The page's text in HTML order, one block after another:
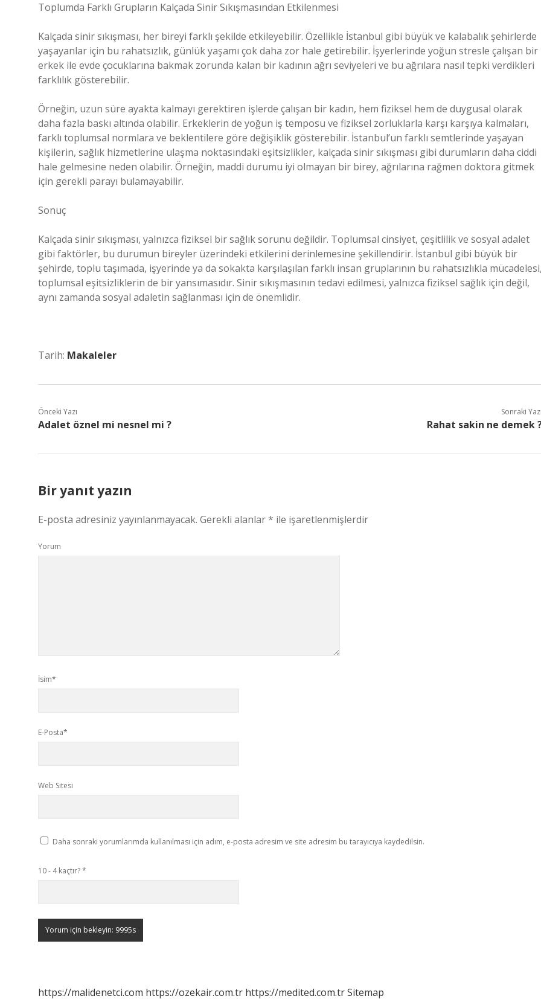
Toplumda Farklı Grupların Kalçada Sinir Sıkışmasından Etkilenmesi
Kalçada sinir sıkışması, her bireyi farklı şekilde etkileyebilir. Özellikle İstanbul gibi büyük ve kalabalık şehirlerde
yaşayanlar için bu rahatsızlık, günlük yaşamı çok daha zor hale getirebilir. İşyerlerinde yoğun stresle çalışan bir
erkek ile evde çocuklarına bakmak zorunda kalan bir kadının ağrı seviyeleri ve bu ağrılara nasıl tepki verdikleri
farklılık gösterebilir.
Örneğin, uzun süre ayakta kalmayı gerektiren işlerde çalışan bir kadın, hem fiziksel hem de duygusal olarak
daha fazla baskı altında olabilir. Erkeklerin de yoğun iş temposu ve fiziksel zorluklarla karşı karşıya kalmaları,
farklı toplumsal normlara ve beklentilere göre değişiklik gösterebilir. İstanbul’un farklı semtlerinde yaşayan
kişilerin, sağlık hizmetlerine ulaşma noktasındaki eşitsizlikler, kalçada sinir sıkışması gibi durumların daha ciddi
hale gelmesine neden olabilir. Örneğin, maddi durumu iyi olmayan bir birey, ağrılarına rağmen doktora gitmek
için gerekli parayı bulamayabilir.
Sonuç
Kalçada sinir sıkışması, yalnızca fiziksel bir sağlık sorunu değildir. Toplumsal cinsiyet, çeşitlilik ve sosyal adalet
gibi faktörler, bu durumun bireyler üzerindeki etkilerini derinlemesine şekillendirir. İstanbul gibi büyük bir
şehirde, toplu taşımada, işyerinde ya da sokakta karşılaşılan farklı insan gruplarının bu rahatsızlıkla mücadelesi,
toplumsal eşitsizliklerin de bir yansımasıdır. Sinir sıkışmasının tedavi edilmesi, yalnızca fiziksel sağlık için değil,
aynı zamanda sosyal adaletin sağlanması için de önemlidir.
Tarih: Makaleler
Önceki Yazı
Adalet öznel mi nesnel mi ?
Sonraki Yazı
Rahat sakin ne demek
Bir yanıt yazın
E-posta adresiniz yayınlanmayacak. Gerekli alanlar* ile işaretlenmişlerdir
Yorum
İsim*
E-Posta*
Web Sitesi
Daha sonraki yorumlarımda kullanılması için adım, e-posta adresim ve site adresim bu tarayıcıya kaydedilsin.
10 - 4 kaçtır?*
https://malidenetci.com https://ozekair.com.tr https://medited.com.trSitemap